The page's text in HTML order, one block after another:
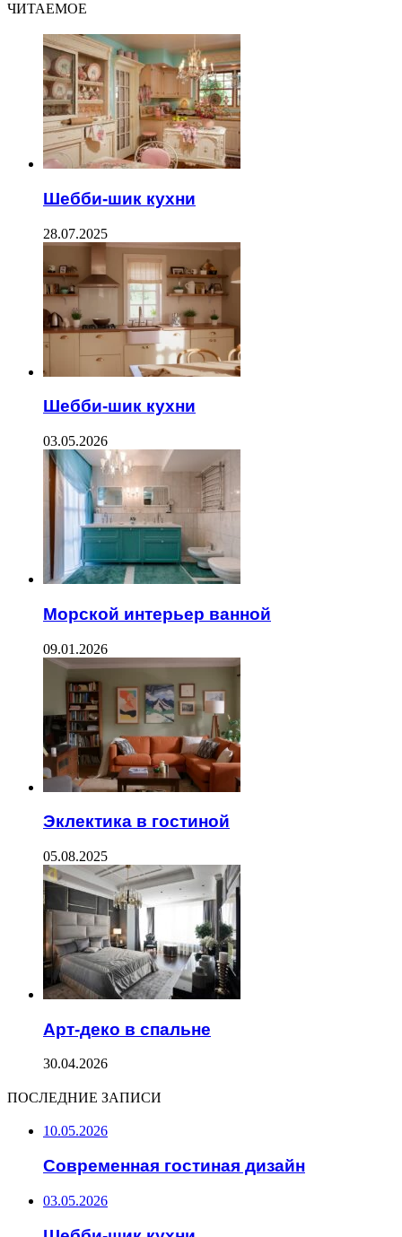
ЧИТАЕМОЕ
Шебби-шик кухни
28.07.2025
Шебби-шик кухни
03.05.2026
Морской интерьер ванной
09.01.2026
Эклектика в гостиной
05.08.2025
Арт-деко в спальне
30.04.2026
ПОСЛЕДНИЕ ЗАПИСИ
10.05.2026
Современная гостиная дизайн
03.05.2026